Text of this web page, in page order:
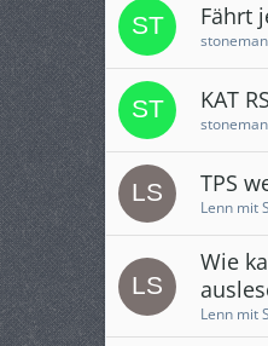
Fährt
stoneman
KAT
stoneman
TPS
Lenn mit
Wie
Lenn mit